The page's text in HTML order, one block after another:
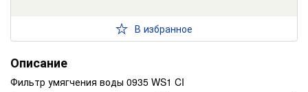
В избранное
Описание
Фильтр умягчения воды 0935 WS1 CI